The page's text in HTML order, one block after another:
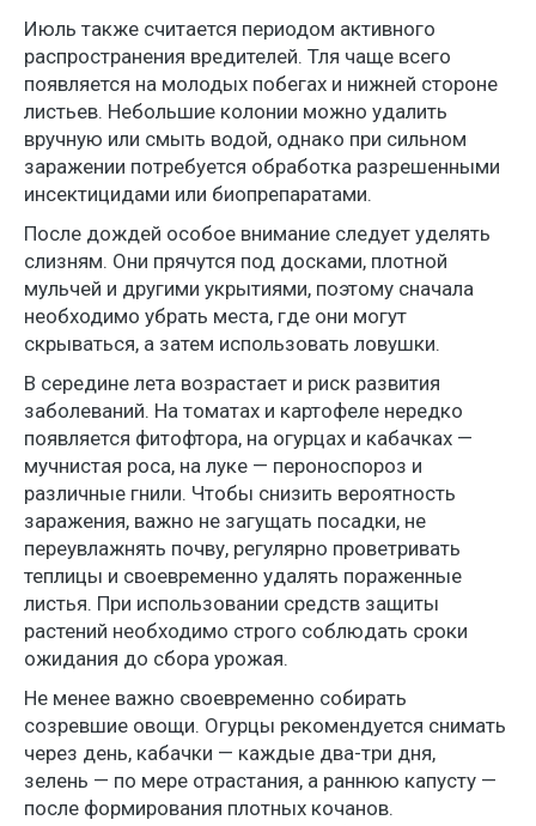
Июль также считается периодом активного
распространения вредителей. Тля чаще всего
появляется на молодых побегах и нижней стороне
листьев. Небольшие колонии можно удалить
вручную или смыть водой, однако при сильном
заражении потребуется обработка разрешенными
инсектицидами или биопрепаратами.
После дождей особое внимание следует уделять
слизням. Они прячутся под досками, плотной
мульчей и другими укрытиями, поэтому сначала
необходимо убрать места, где они могут
скрываться, а затем использовать ловушки.
В середине лета возрастает и риск развития
заболеваний. На томатах и картофеле нередко
появляется фитофтора, на огурцах и кабачках —
мучнистая роса, на луке — пероноспороз и
различные гнили. Чтобы снизить вероятность
заражения, важно не загущать посадки, не
переувлажнять почву, регулярно проветривать
теплицы и своевременно удалять пораженные
листья. При использовании средств защиты
растений необходимо строго соблюдать сроки
ожидания до сбора урожая.
Не менее важно своевременно собирать
созревшие овощи. Огурцы рекомендуется снимать
через день, кабачки — каждые два-три дня,
зелень — по мере отрастания, а раннюю капусту —
после формирования плотных кочанов.